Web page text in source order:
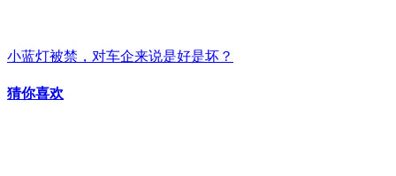
小蓝灯被禁，对车企来说是好是坏？
猜你喜欢